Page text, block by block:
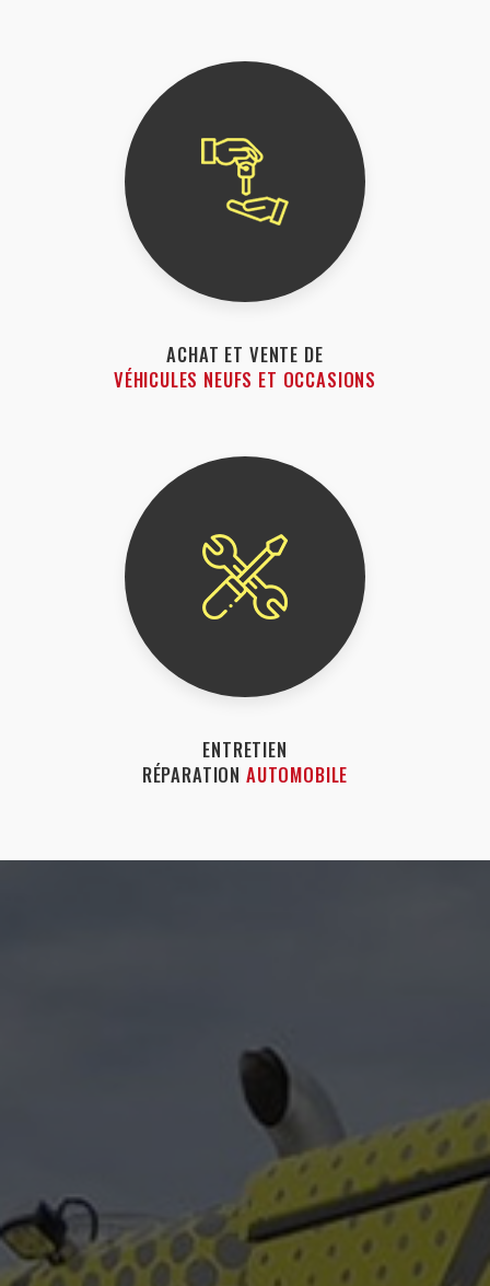
ACHAT ET VENTE DE
VÉHICULES NEUFS ET OCCASIONS
ENTRETIEN
RÉPARATION AUTOMOBILE